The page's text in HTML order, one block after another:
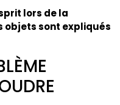
lors de la
objets sont expliqués